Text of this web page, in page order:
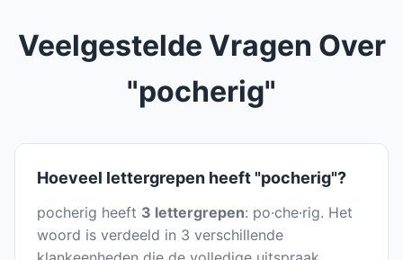
Veelgestelde Vragen Over
"pocherig"
Hoeveel lettergrepen heeft "pocherig"?
pocherig heeft 3 lettergrepen: po·che·rig. Het
woord is verdeeld in 3 verschillende